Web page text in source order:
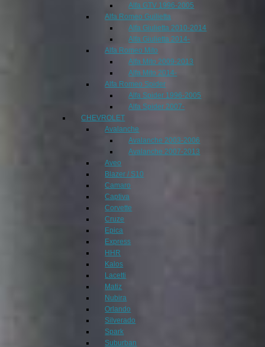
Alfa GTV 1996-2005
Alfa Romeo Guilietta
Alfa Giulietta 2010-2014
Alfa Giulietta 2014-
Alfa Romeo Mito
Alfa Mito 2009-2013
Alfa Mito 2014-
Alfa Romeo Spider
Alfa Spider 1996-2005
Alfa Spider 2007-
CHEVROLET
Avalanche
Avalanche 2003-2006
Avalanche 2007-2013
Aveo
Blazer / S10
Camaro
Captiva
Corvette
Cruze
Epica
Express
HHR
Kalos
Lacetti
Matiz
Nubira
Orlando
Silverado
Spark
Suburban